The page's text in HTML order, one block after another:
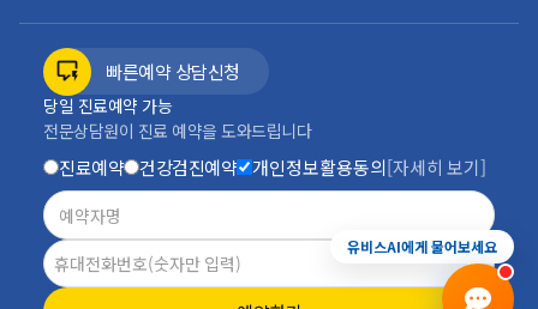
빠른예약 상담신청
당일 진료예약 가능
전문상담원이 진료 예약을 도와드립니다
진료예약 건강검진예약 개인정보활용동의[자세히 보기]
유비스AI에게 물어보세요
진료예약 증상상담 건강검진 전화안내